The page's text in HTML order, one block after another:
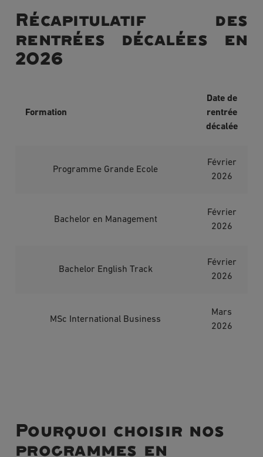
Récapitulatif des
rentrées décalées en
2026
Formation
Date de
rentrée
décalée
Programme Grande Ecole
Février
2026
Bachelor en Management
Février
2026
Bachelor English Track
Février
2026
MSc International Business
Mars
2026
Pourquoi choisir nos
programmes en